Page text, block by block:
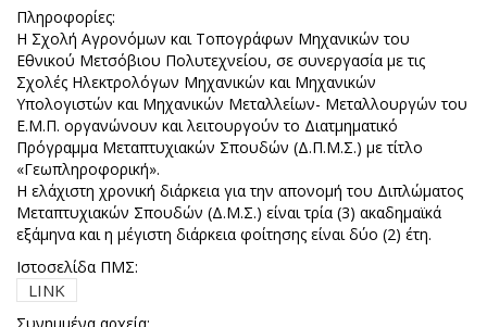
Πληροφορίες:
Η Σχολή Αγρονόμων και Τοπογράφων Μηχανικών του
Εθνικού Μετσόβιου Πολυτεχνείου, σε συνεργασία με τις
Σχολές Ηλεκτρολόγων Μηχανικών και Μηχανικών
Υπολογιστών και Μηχανικών Μεταλλείων- Μεταλλουργών του
Ε.Μ.Π. οργανώνουν και λειτουργούν το Διατμηματικό
Πρόγραμμα Μεταπτυχιακών Σπουδών (Δ.Π.Μ.Σ.) με τίτλο
«Γεωπληροφορική».
Η ελάχιστη χρονική διάρκεια για την απονομή του Διπλώματος
Μεταπτυχιακών Σπουδών (Δ.Μ.Σ.) είναι τρία (3) ακαδημαϊκά
εξάμηνα και η μέγιστη διάρκεια φοίτησης είναι δύο (2) έτη.
Ιστοσελίδα ΠΜΣ:
LINK